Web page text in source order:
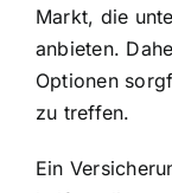
Markt, die
anbieten.
Optionen
zu treffen.
Ein